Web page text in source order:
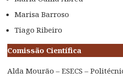
Marisa Barroso
Tiago Ribeiro
Comissão Científica
Alda Mourão – ESECS –